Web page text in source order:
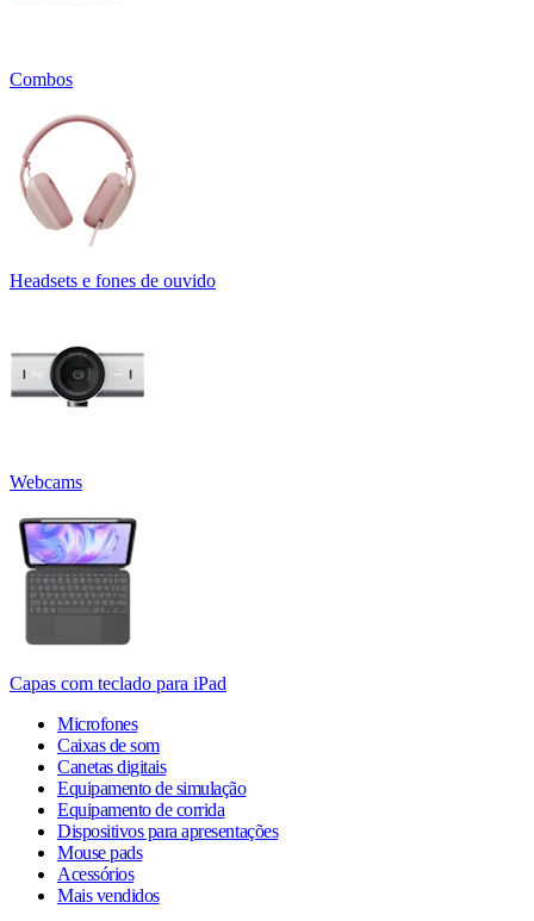
Combos
Headsets e fones de ouvido
Webcams
Capas com teclado para iPad
Microfones
Caixas de som
Canetas digitais
Equipamento de simulação
Equipamento de corrida
Dispositivos para apresentações
Mouse pads
Acessórios
Mais vendidos